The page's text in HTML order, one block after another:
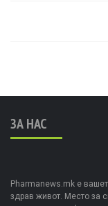
ЗА НАС
Pharmanews.mk е
здрав живот. Место за